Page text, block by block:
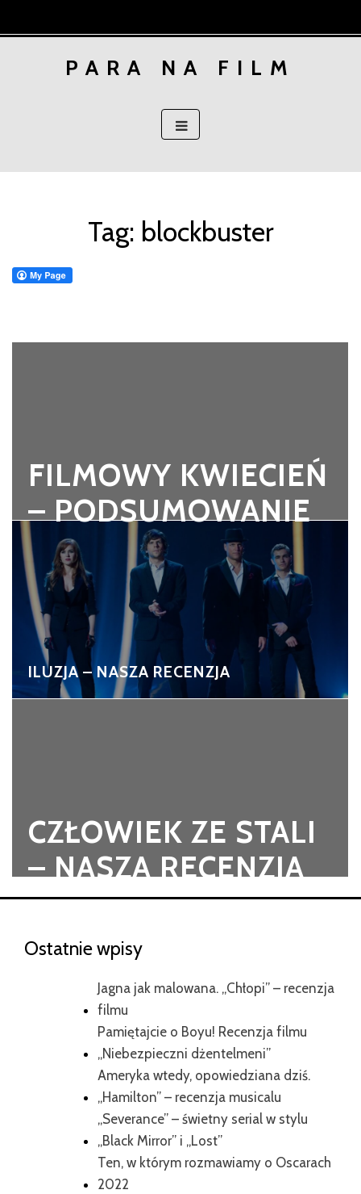
to
PARA NA FILM
Tag: blockbuster
FILMOWY KWIECIEŃ
– PODSUMOWANIE
ILUZJA – NASZA RECENZJA
CZŁOWIEK ZE STALI
– NASZA RECENZJA
Ostatnie wpisy
Jagna jak malowana. „Chłopi” – recenzja
filmu
Pamiętajcie o Boyu! Recenzja filmu
„Niebezpieczni dżentelmeni”
Ameryka wtedy, opowiedziana dziś.
„Hamilton” – recenzja musicalu
„Severance” – świetny serial w stylu
„Black Mirror” i „Lost”
Ten, w którym rozmawiamy o Oscarach
2022